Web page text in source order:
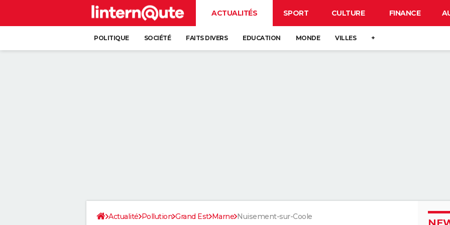
ACTUALITÉS SPORT CULTURE FINANCE
POLITIQUE SOCIÉTÉ FAITS DIVERS EDUCATION MONDE VILLES +
Actualité Pollution Grand Est Marne Nuisement-sur-Coole